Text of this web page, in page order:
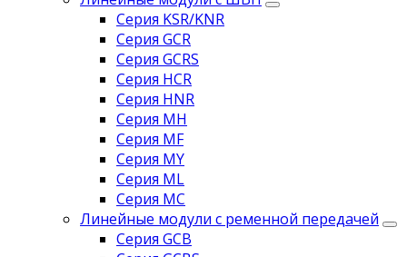
Серия KSR/KNR
Серия GCR
Серия GCRS
Серия HCR
Серия HNR
Серия MH
Серия MF
Серия MY
Серия ML
Серия MC
Линейные модули с ременной передачей
Серия GCB